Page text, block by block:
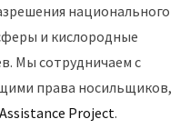
национального
и кислородные
Мы сотрудничаем с
права носильщиков,
Project.